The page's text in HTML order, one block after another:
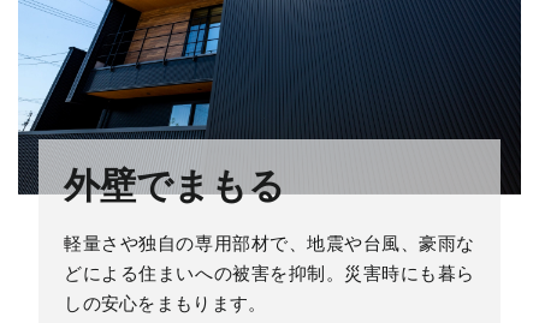
外壁でまもる
軽量さや独自の専用部材で、地震や台風、豪雨な
どによる住まいへの被害を抑制。災害時にも暮ら
しの安心をまもります。